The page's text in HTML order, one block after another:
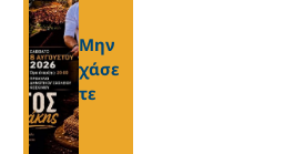
Μην
χάσε
τε